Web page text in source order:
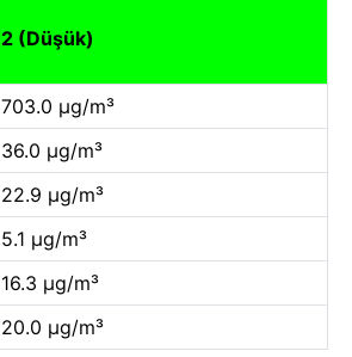
2 (Düşük)
703.0 µg/m³
36.0 µg/m³
22.9 µg/m³
5.1 µg/m³
16.3 µg/m³
20.0 µg/m³